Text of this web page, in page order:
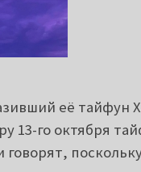
её тайфун
13-го октября